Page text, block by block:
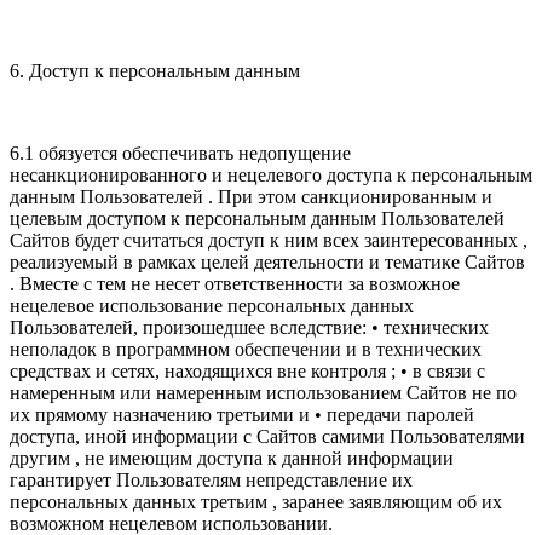
6. Доступ к персональным данным
6.1 обязуется обеспечивать недопущение
несанкционированного и нецелевого доступа к персональным
данным Пользователей . При этом санкционированным и
целевым доступом к персональным данным Пользователей
Сайтов будет считаться доступ к ним всех заинтересованных ,
реализуемый в рамках целей деятельности и тематике Сайтов
. Вместе с тем не несет ответственности за возможное
нецелевое использование персональных данных
Пользователей, произошедшее вследствие: • технических
неполадок в программном обеспечении и в технических
средствах и сетях, находящихся вне контроля ; • в связи с
намеренным или намеренным использованием Сайтов не по
их прямому назначению третьими и • передачи паролей
доступа, иной информации с Сайтов самими Пользователями
другим , не имеющим доступа к данной информации
гарантирует Пользователям непредставление их
персональных данных третьим , заранее заявляющим об их
возможном нецелевом использовании.